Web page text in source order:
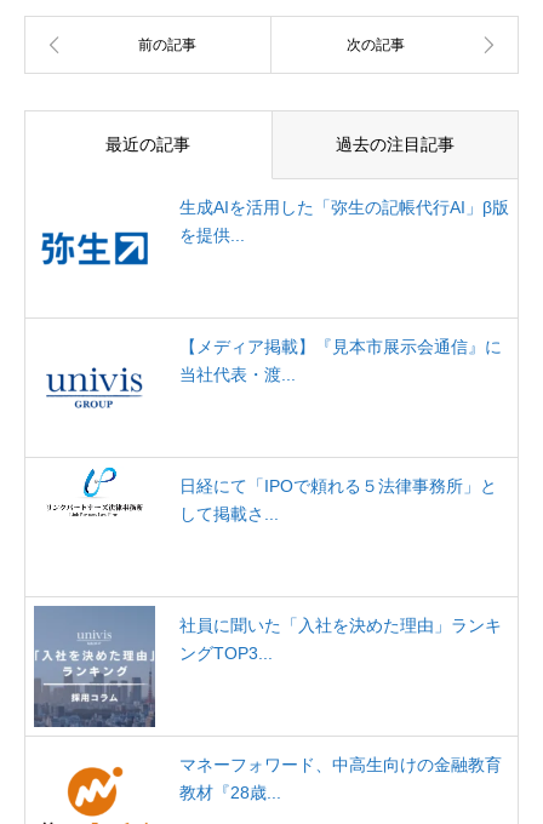
最近の記事 過去の注目記事
生成AIを活用した「弥生の記帳代行AI」β版
を提供...
【メディア掲載】『見本市展示会通信』に
当社代表・渡...
日経にて「IPOで頼れる５法律事務所」と
して掲載さ...
社員に聞いた「入社を決めた理由」ランキ
ングTOP3...
マネーフォワード、中高生向けの金融教育
教材『28歳...